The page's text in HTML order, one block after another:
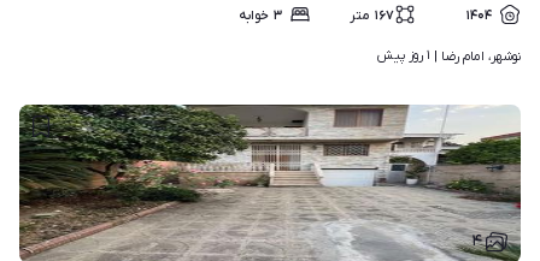
۱۴۰۴ ۱۶۷ متر ۳ خوابه
نوشهر، امام رضا | ۱ روز پیش
۴